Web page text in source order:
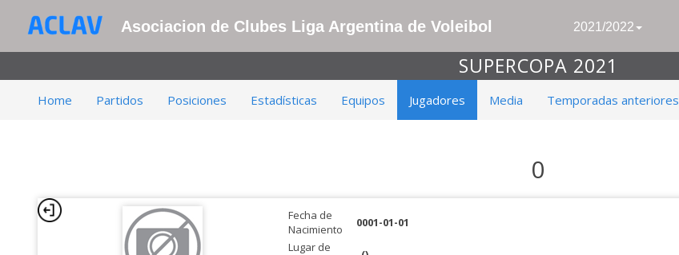
Asociacion de Clubes Liga Argentina de Voleibol 2021/2022
SUPERCOPA 2021
Home Partidos Posiciones Estadísticas Equipos Jugadores Media Temporadas anteriores
0
Fecha de
Nacimiento
0001-01-01
Lugar de